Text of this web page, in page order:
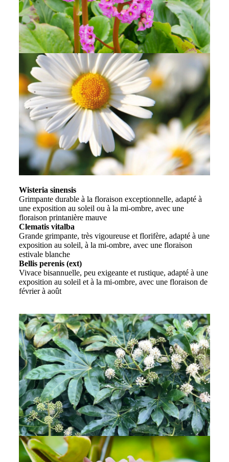
Wisteria sinensis
Grimpante durable à la floraison exceptionnelle, adapté à
une exposition au soleil ou à la mi-ombre, avec une
floraison printanière mauve
Clematis vitalba
Grande grimpante, très vigoureuse et florifère, adapté à une
exposition au soleil, à la mi-ombre, avec une floraison
estivale blanche
Bellis perenis (ext)
Vivace bisannuelle, peu exigeante et rustique, adapté à une
exposition au soleil et à la mi-ombre, avec une floraison de
février à août